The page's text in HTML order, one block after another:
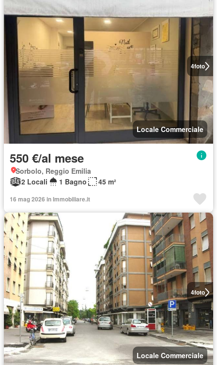
4foto
Locale Commerciale
550 €/al mese
Sorbolo, Reggio Emilia
2 Locali
1 Bagno 45 m²
16 mag 2026 in Immobiliare.it
4foto
Locale Commerciale